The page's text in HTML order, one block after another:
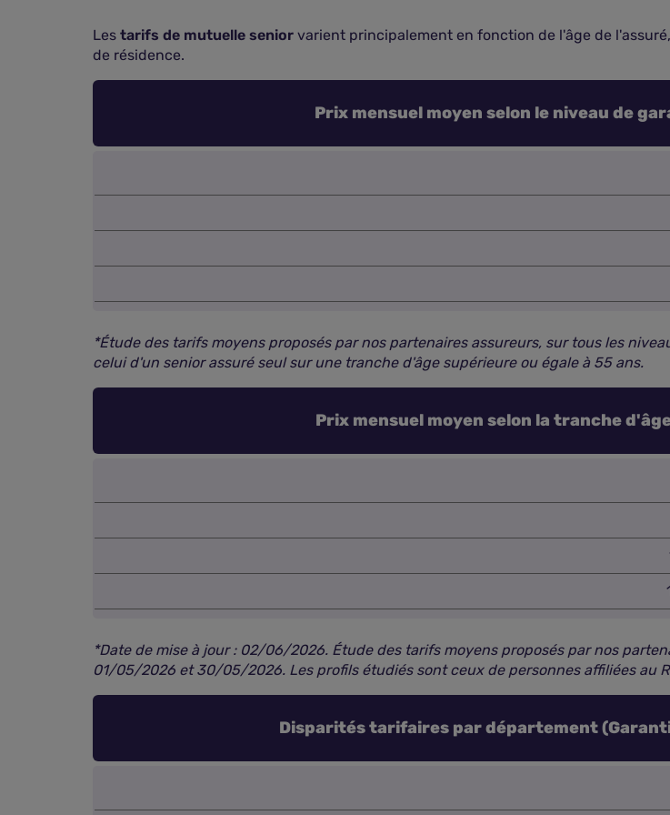
Les tarifs de mutuelle senior varient principalement en fonction de l'âge de
de résidence.
Prix mensuel moyen selon le niveau de
*Étude des tarifs moyens proposés par nos partenaires assureurs, sur tous les
celui d'un senior assuré seul sur une tranche d'âge supérieure ou égale à 55 ans.
Prix mensuel moyen selon la tranche
*Date de mise à jour : 02/06/2026. Étude des tarifs moyens proposés par nos
01/05/2026 et 30/05/2026. Les profils étudiés sont ceux de personnes affiliées au
Disparités tarifaires par département